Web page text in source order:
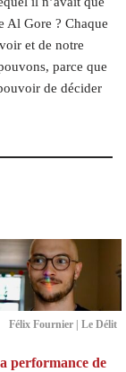
Al Gore ? Chaque
et de notre
parce que
de décider
Félix Fournier | Le Délit
performance de